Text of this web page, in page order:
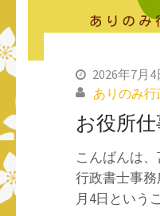
2026年7月4
ありのみ
お役所
こんばんは
行政書士事
月4日という